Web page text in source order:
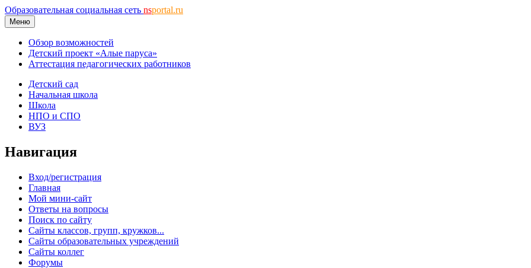
Образовательная социальная сеть nsportal.ru
Меню
Обзор возможностей
Детский проект «Алые паруса»
Аттестация педагогических работников
Детский сад
Начальная школа
Школа
НПО и СПО
ВУЗ
Навигация
Вход/регистрация
Главная
Мой мини-сайт
Ответы на вопросы
Поиск по сайту
Сайты классов, групп, кружков...
Сайты образовательных учреждений
Сайты коллег
Форумы